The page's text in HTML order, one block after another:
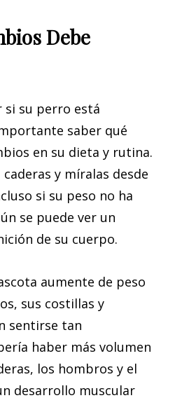
Debe
si su perro está
saber qué
en su dieta y rutina.
y míralas desde
si su peso no ha
se puede ver un
de su cuerpo.
aumente de peso
sus costillas y
sentirse tan
haber más volumen
los hombros y el
desarrollo muscular